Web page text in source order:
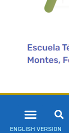
ENGLISH VERSION